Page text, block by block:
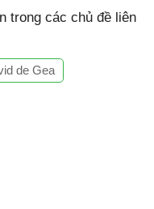
trong các chủ đề liên
de Gea